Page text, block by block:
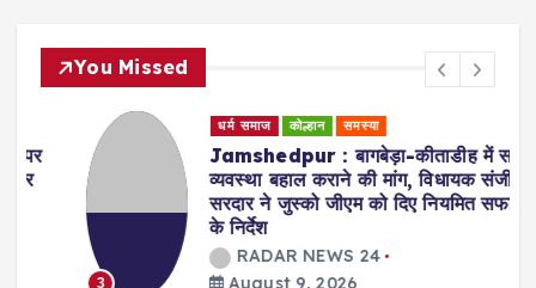
You Missed
धर्म समाज कोल्हान समस्या
Jamshedpur : बागबेड़ा-कीताडीह में सफाई
व्यवस्था बहाल कराने की मांग, विधायक संजीव
सरदार ने जुस्को जीएम को दिए नियमित सफाई
के निर्देश
RADAR NEWS 24